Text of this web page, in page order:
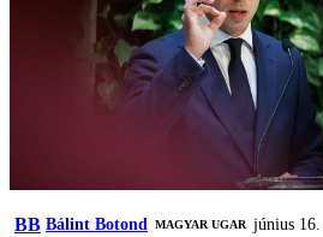
BB Bálint Botond MAGYAR UGAR június 16.